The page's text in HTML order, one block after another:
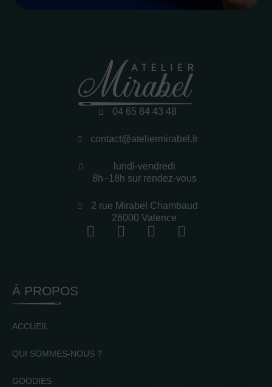
04 65 84 43 48
contact@ateliermirabel.fr
lundi-vendredi
8h–18h sur rendez-vous
2 rue Mirabel Chambaud
26000 Valence
À PROPOS
ACCUEIL
QUI SOMMES-NOUS ?
GOODIES